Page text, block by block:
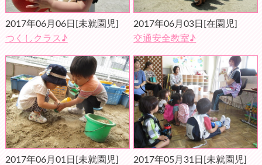
2017年06月06日 [未就園児]
つくしクラス♪
2017年06月03日 [在園児]
交通安全教室♪
2017年06月01日 [未就園児] 2017年05月31日 [未就園児]